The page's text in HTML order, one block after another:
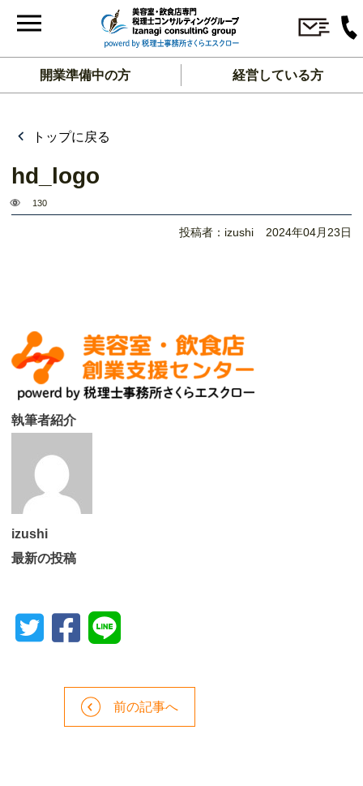
開業準備中の方 経営している方
トップに戻る
hd_logo
130
投稿者：izushi 2024年04月23日
執筆者紹介
izushi
最新の投稿
前の記事へ